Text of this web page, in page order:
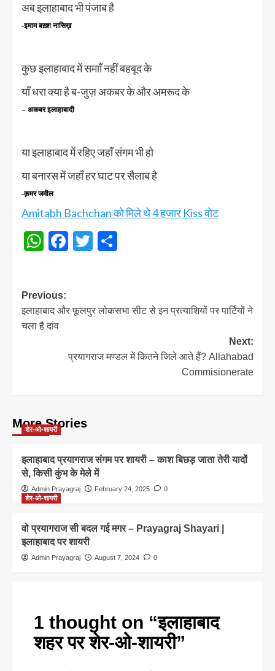
अब इलाहाबाद भी पंजाब है
-इमाम बख़्श नासिख़
कुछ इलाहाबाद में समाॉं नहीं बहबूद के
यॉं धरा क्या है ब-जुज़ अकबर के और अमरूद के
– अकबर इलाहाबादी
या इलाहाबाद में रहिए जहॉं संगम भी हो
या बनारस में जहॉं हर घाट पर सैलाब है
-क़मर जमील
Amitabh Bachchan को मिले थे 4 हजार Kiss वोट
WhatsApp
Facebook
Twitter
Post
navigation
Previous:
इलाहाबाद और फूलपुर लोकसभा सीट से इन प्रत्याशियों पर पार्टियों ने
चला है दांव
Next:
प्रयागराज मण्डल में कितने जिले आते हैं? Allahabad
Commisionerate
More Stories
शेर-ओ-शायरी
इलाहाबाद प्रयागराज संगम पर शायरी – काश बिछड़ जाता तेरी यादों
से, किसी कुंभ के मेले में
Admin Prayagraj February 24, 2025
0
शेर-ओ-शायरी
वो प्रयागराज सी बदल गई मगर – Prayagraj Shayari |
इलाहाबाद पर शायरी
Admin Prayagraj August 7, 2024 0
1 thought on “इलाहाबाद
शहर पर शेर-ओ-शायरी”